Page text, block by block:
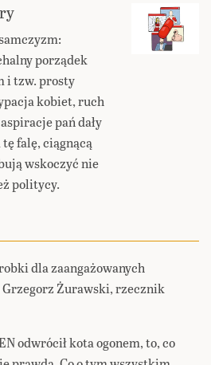
porządek
i tzw. prosty
kobiet, ruch
pań dały
falę, ciągnącą
wskoczyć nie
politycy.
dla zaangażowanych
Żurawski, rzecznik
odwrócił kota ogonem, to, co